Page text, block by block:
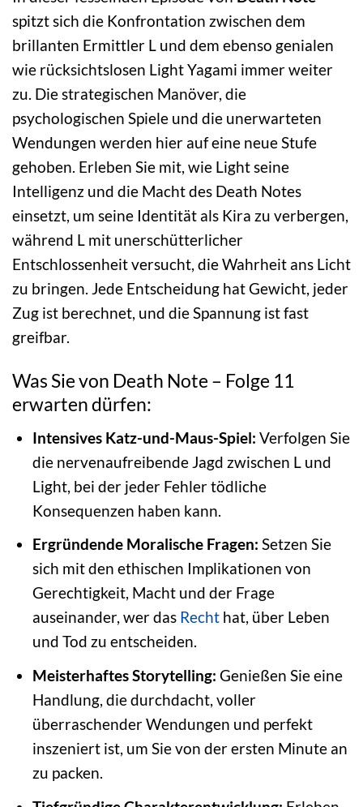
spitzt sich die Konfrontation zwischen dem
brillanten Ermittler L und dem ebenso genialen
wie rücksichtslosen Light Yagami immer weiter
zu. Die strategischen Manöver, die
psychologischen Spiele und die unerwarteten
Wendungen werden hier auf eine neue Stufe
gehoben. Erleben Sie mit, wie Light seine
Intelligenz und die Macht des Death Notes
einsetzt, um seine Identität als Kira zu verbergen,
während L mit unerschütterlicher
Entschlossenheit versucht, die Wahrheit ans Licht
zu bringen. Jede Entscheidung hat Gewicht, jeder
Zug ist berechnet, und die Spannung ist fast
greifbar.
Was Sie von Death Note – Folge 11
erwarten dürfen:
Intensives Katz-und-Maus-Spiel: Verfolgen Sie
die nervenaufreibende Jagd zwischen L und
Light, bei der jeder Fehler tödliche
Konsequenzen haben kann.
Ergründende Moralische Fragen: Setzen Sie
sich mit den ethischen Implikationen von
Gerechtigkeit, Macht und der Frage
auseinander, wer das Rechthat, über Leben
und Tod zu entscheiden.
Meisterhaftes Storytelling: Genießen Sie eine
Handlung, die durchdacht, voller
überraschender Wendungen und perfekt
inszeniert ist, um Sie von der ersten Minute an
zu packen.